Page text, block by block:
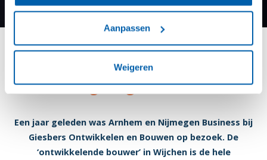
Aanpassen
Weigeren
Verduurzaming: begin bij het
laaghangend fruit
Een jaar geleden was Arnhem en Nijmegen Business bij
Giesbers Ontwikkelen en Bouwen op bezoek. De
‘ontwikkelende bouwer’ in Wijchen is de hele